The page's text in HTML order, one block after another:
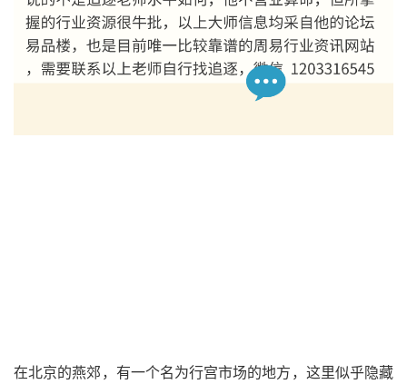
在北京的燕郊，有一个名为行宫市场的地方，这里似乎隐藏